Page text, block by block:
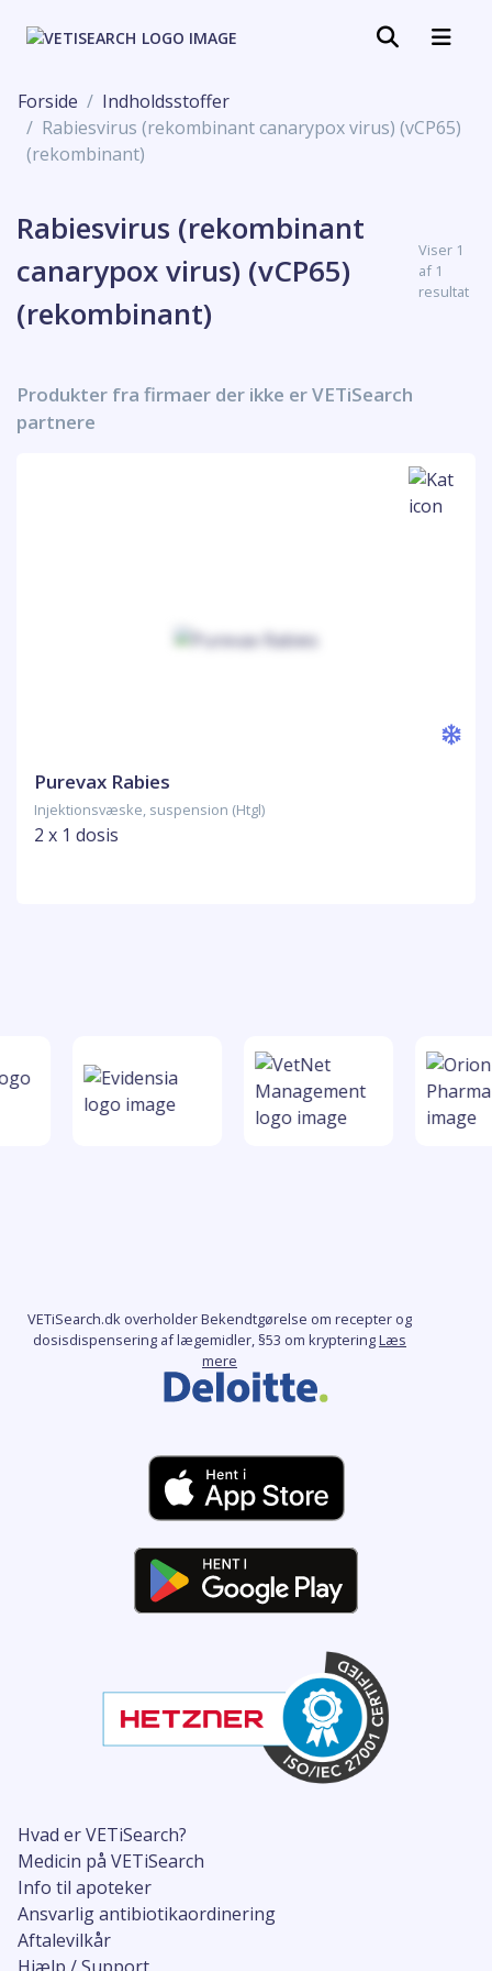
Forside
Indholdsstoffer
Rabiesvirus (rekombinant canarypox virus) (vCP65)
(rekombinant)
Rabiesvirus (rekombinant
canarypox virus) (vCP65)
(rekombinant)
Viser 1
af 1
resultat
Produkter fra firmaer der ikke er VETiSearch
partnere
Purevax Rabies
Injektionsvæske, suspension (Htgl)
2 x 1 dosis
Hvad er VETiSearch?
Medicin på VETiSearch
Info til apoteker
Ansvarlig antibiotikaordinering
Aftalevilkår
VETiSearch.dk overholder Bekendtgørelse om recepter og
dosisdispensering af lægemidler, §53 om krypteringLæs
mere